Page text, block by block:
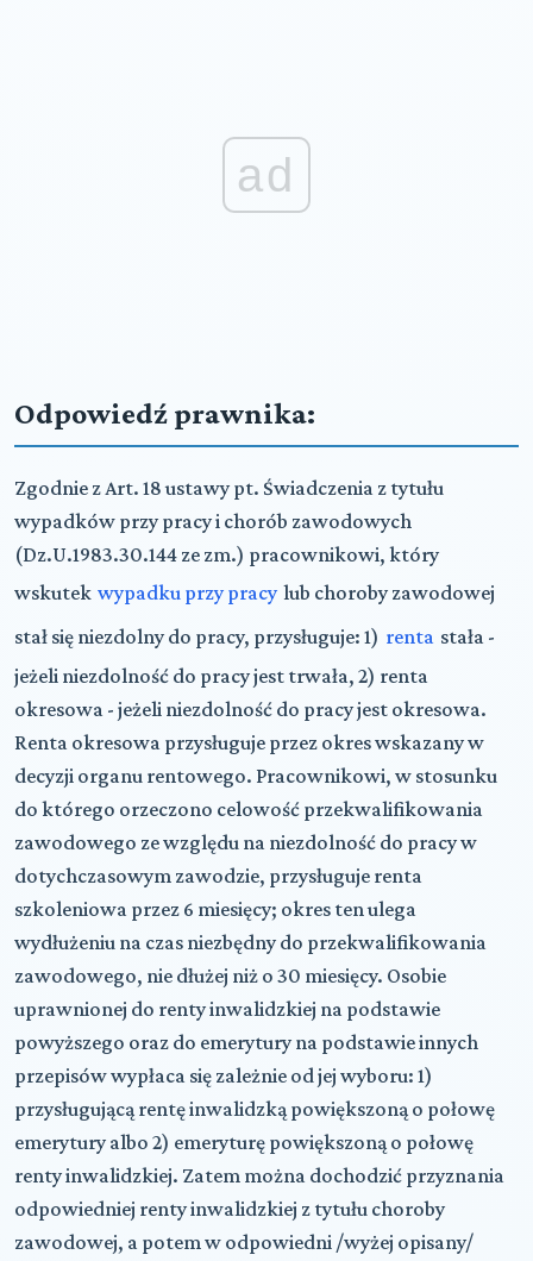
ad
Odpowiedź prawnika:
Zgodnie z Art. 18 ustawy pt. Świadczenia z tytułu
wypadków przy pracy i chorób zawodowych
(Dz.U.1983.30.144 ze zm.) pracownikowi, który
wskutek wypadku przy pracy lub choroby zawodowej
stał się niezdolny do pracy, przysługuje: 1) renta stała -
jeżeli niezdolność do pracy jest trwała, 2) renta
okresowa - jeżeli niezdolność do pracy jest okresowa.
Renta okresowa przysługuje przez okres wskazany w
decyzji organu rentowego. Pracownikowi, w stosunku
do którego orzeczono celowość przekwalifikowania
zawodowego ze względu na niezdolność do pracy w
dotychczasowym zawodzie, przysługuje renta
szkoleniowa przez 6 miesięcy; okres ten ulega
wydłużeniu na czas niezbędny do przekwalifikowania
zawodowego, nie dłużej niż o 30 miesięcy. Osobie
uprawnionej do renty inwalidzkiej na podstawie
powyższego oraz do emerytury na podstawie innych
przepisów wypłaca się zależnie od jej wyboru: 1)
przysługującą rentę inwalidzką powiększoną o połowę
emerytury albo 2) emeryturę powiększoną o połowę
renty inwalidzkiej. Zatem można dochodzić przyznania
odpowiedniej renty inwalidzkiej z tytułu choroby
zawodowej, a potem w odpowiedni /wyżej opisany/